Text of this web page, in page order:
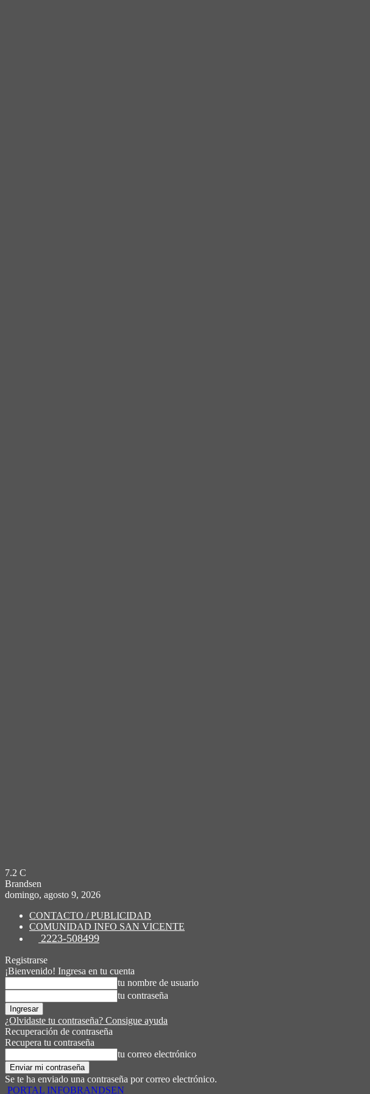
7.2 C
Brandsen
domingo, agosto 9, 2026
CONTACTO / PUBLICIDAD
COMUNIDAD INFO SAN VICENTE
2223-508499
Registrarse
¡Bienvenido! Ingresa en tu cuenta
tu nombre de usuario
tu contraseña
¿Olvidaste tu contraseña? Consigue ayuda
Recuperación de contraseña
Recupera tu contraseña
tu correo electrónico
Se te ha enviado una contraseña por correo electrónico.
PORTAL INFOBRANDSEN